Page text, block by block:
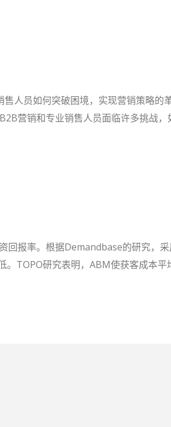
人员如何突破困境，实现营销策略的
营销和专业销售人员面临许多挑战
报率。根据Demandbase的研究，
TOPO研究表明，ABM使获客成本